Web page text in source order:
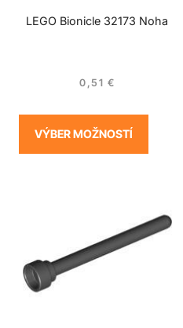
LEGO Bionicle 32173 Noha
0,51 €
VÝBER MOŽNOSTÍ